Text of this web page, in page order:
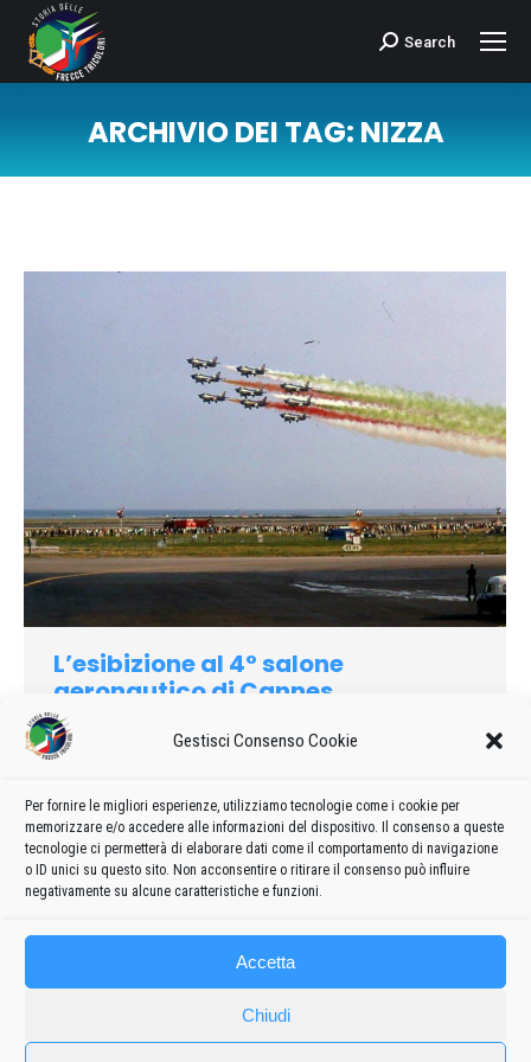
Gestisci Consenso Cookie
Per fornire le migliori esperienze, utilizziamo tecnologie come i cookie per
memorizzare e/o accedere alle informazioni del dispositivo. Il consenso a queste
tecnologie ci permetterà di elaborare dati come il comportamento di navigazione
o ID unici su questo sito. Non acconsentire o ritirare il consenso può influire
negativamente su alcune caratteristiche e funzioni.
Accetta
Chiudi
Cerca:Search
ARCHIVIO DEI TAG:NIZZA
L’esibizione al 4° salone
aeronautico di Cannes
1966
Ancora una volta le “Frecce Tricolori” esprimevano “l’alto
verticali e orizzontali molto spettacolari, con stile, finezza e
anche audacia” scriveva il quotidiano della Costa Azzurra.